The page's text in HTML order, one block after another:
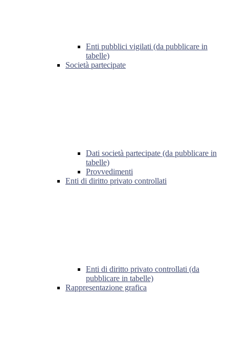
Enti pubblici vigilati (da pubblicare in
tabelle)
Società partecipate
Dati società partecipate (da pubblicare in
tabelle)
Provvedimenti
Enti di diritto privato controllati
Enti di diritto privato controllati (da
pubblicare in tabelle)
Rappresentazione grafica